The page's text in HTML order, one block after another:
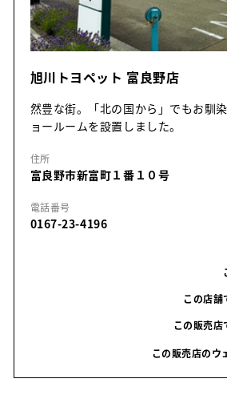
旭川トヨペット 富良野店
然豊な街。「北の国から」でもお馴
ョールームを設置しました。
住所
富良野市新富町１番１０号
電話番号
0167-23-4196
この店舗
この販売
この販売店のウ